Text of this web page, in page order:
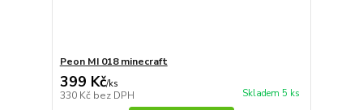
Peon MI 018 minecraft
399 Kč/ks
330 Kč bez DPH Skladem 5 ks